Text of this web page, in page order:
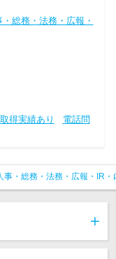
・総務・法務・広報・
得実績あり
電話問
事・総務・法務・広報・IR・